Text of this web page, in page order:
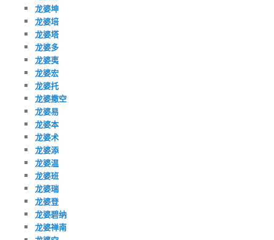
龙婆坤
龙婆培
龙婆塔
龙婆多
龙婆夷
龙婆宏
龙婆托
龙婆撒空
龙婆易
龙婆本
龙婆术
龙婆添
龙婆温
龙婆班
龙婆瑞
龙婆登
龙婆碧纳
龙婆禅南